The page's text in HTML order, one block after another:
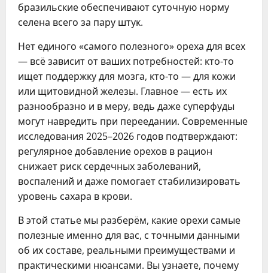
бразильские обеспечивают суточную норму
селена всего за пару штук.
Нет единого «самого полезного» ореха для всех
— всё зависит от ваших потребностей: кто-то
ищет поддержку для мозга, кто-то — для кожи
или щитовидной железы. Главное — есть их
разнообразно и в меру, ведь даже суперфуды
могут навредить при переедании. Современные
исследования 2025–2026 годов подтверждают:
регулярное добавление орехов в рацион
снижает риск сердечных заболеваний,
воспалений и даже помогает стабилизировать
уровень сахара в крови.
В этой статье мы разберём, какие орехи самые
полезные именно для вас, с точными данными
об их составе, реальными преимуществами и
практическими нюансами. Вы узнаете, почему